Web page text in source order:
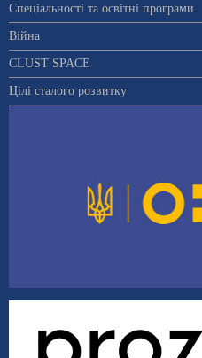
Спеціальності та освітні програми
Війна
CLUST SPACE
Цілі сталого розвитку